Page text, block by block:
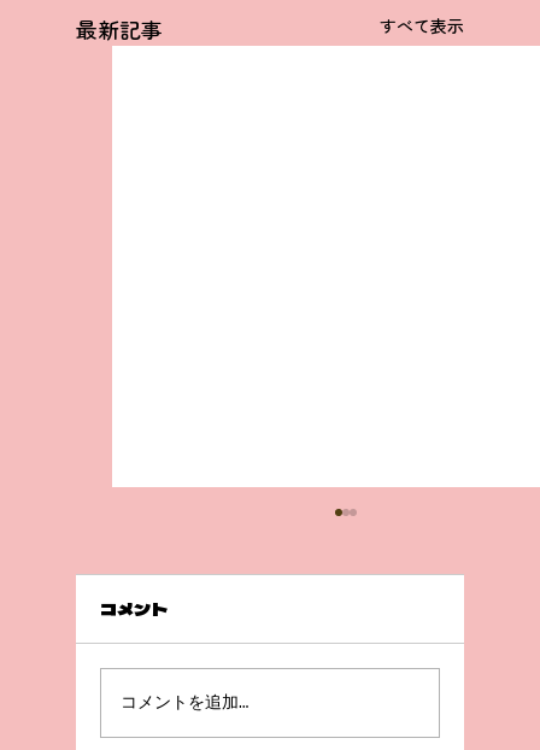
最新記事 すべて表示
急成長😲！
コメント
コメントを追加…